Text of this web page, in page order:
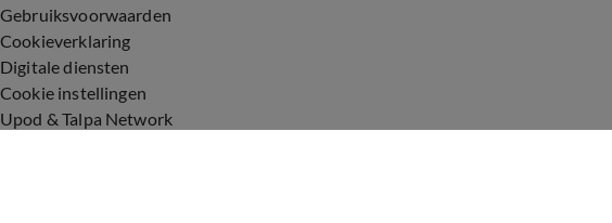
Gebruiksvoorwaarden
Cookieverklaring
Digitale diensten
Cookie instellingen
Upod & Talpa Network